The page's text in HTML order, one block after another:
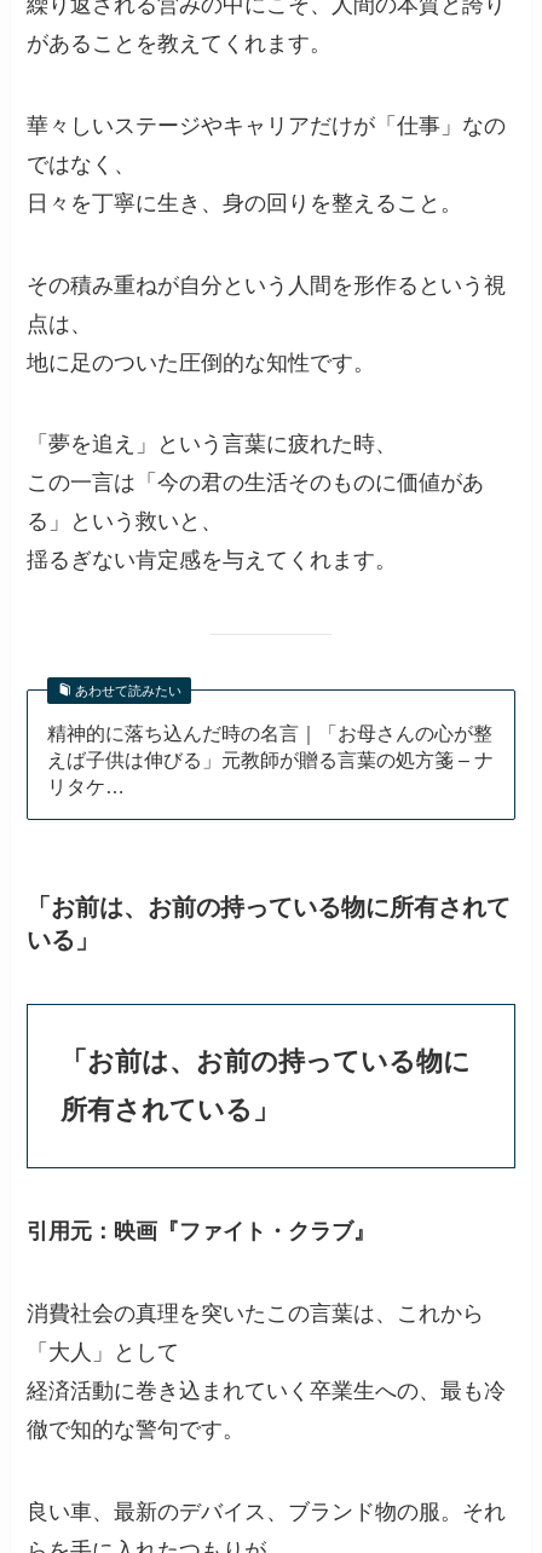
があることを教えてくれます。
華々しいステージやキャリアだけが「仕事」なの
ではなく、
日々を丁寧に生き、身の回りを整えること。
その積み重ねが自分という人間を形作るという視
点は、
地に足のついた圧倒的な知性です。
「夢を追え」という言葉に疲れた時、
この一言は「今の君の生活そのものに価値があ
る」という救いと、
揺るぎない肯定感を与えてくれます。
あわせて読みたい
精神的に落ち込んだ時の名言｜「お母さんの心が整
えば子供は伸びる」元教師が贈る言葉の処方箋 – ナ
リタケ…
「お前は、お前の持っている物に所有されて
いる」
「お前は、お前の持っている物に
所有されている」
引用元：映画『ファイト・クラブ』
消費社会の真理を突いたこの言葉は、これから
「大人」として
経済活動に巻き込まれていく卒業生への、最も冷
徹で知的な警句です。
良い車、最新のデバイス、ブランド物の服。それ